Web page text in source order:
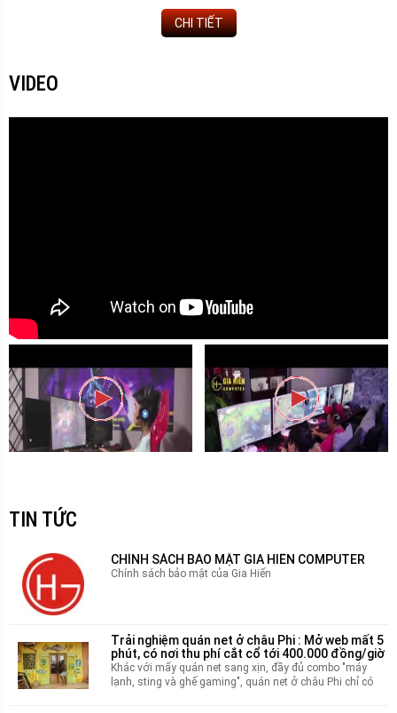
CHI TIẾT
VIDEO
TIN TỨC
CHÍNH SÁCH BẢO MẬT GIA HIẾN COMPUTER
Chính sách bảo mật của Gia Hiến
Trải nghiệm quán net ở châu Phi : Mở web mất 5
phút, có nơi thu phí cắt cổ tới 400.000 đồng/giờ
Khác với mấy quán net sang xịn, đầy đủ combo "máy
lạnh, sting và ghế gaming", quán net ở châu Phi chỉ có